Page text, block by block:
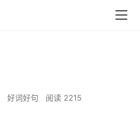
好词好句 阅读 2215